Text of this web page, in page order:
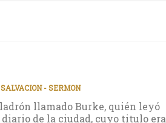
- SERMON
llamado Burke, quién leyó
de la ciudad, cuyo titulo era